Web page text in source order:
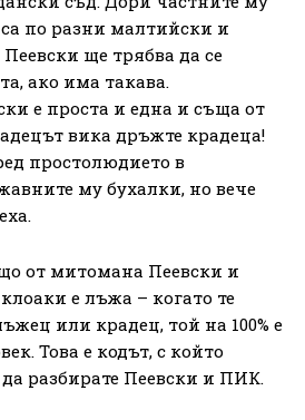
по разни малтийски и
ще трябва да се
ако има такава.
е проста и една и съща от
вика дръжте крадеца!
простолюдието в
му бухалки, но вече
от митомана Пеевски и
е лъжа – когато те
или крадец, той на 100% е
Това е кодът, с който
разбирате Пеевски и ПИК.